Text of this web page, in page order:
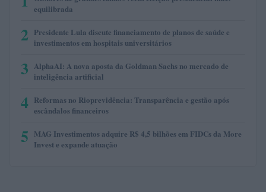
equilibrada
2 Presidente Lula discute financiamento de planos de saúde e
investimentos em hospitais universitários
3 AlphaAI: A nova aposta da Goldman Sachs no mercado de
inteligência artificial
4 Reformas no Rioprevidência: Transparência e gestão após
escândalos financeiros
5 MAG Investimentos adquire R$ 4,5 bilhões em FIDCs da More
Invest e expande atuação